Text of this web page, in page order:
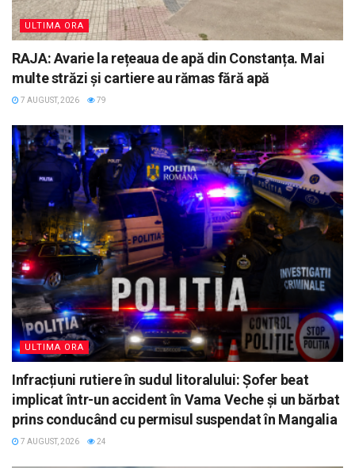
ULTIMA ORA
RAJA: Avarie la rețeaua de apă din Constanța. Mai
multe străzi și cartiere au rămas fără apă
7 AUGUST, 2026 79
ULTIMA ORA
Infracțiuni rutiere în sudul litoralului: Șofer beat
implicat într-un accident în Vama Veche și un bărbat
prins conducând cu permisul suspendat în Mangalia
7 AUGUST, 2026 24